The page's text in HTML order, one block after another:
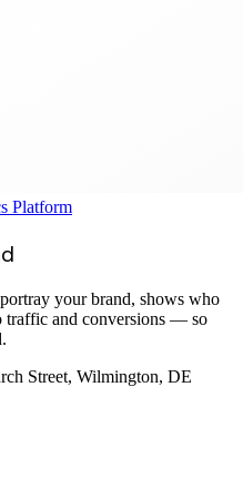
your brand, shows who
traffic and conversions — so
Street, Wilmington, DE